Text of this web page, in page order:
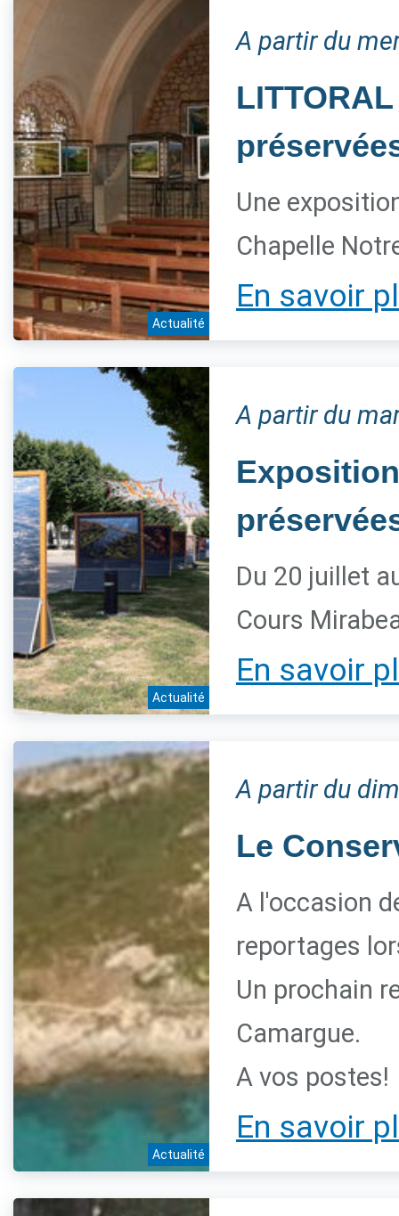
Actualité
A partir du
Une
Chapelle
En savoir
Actualité
A partir du
Du 20 juillet
Cours
En savoir
Actualité
A partir du
Le
A l'occasion
reportages
Un prochain
Camargue.
A vos postes!
En savoir